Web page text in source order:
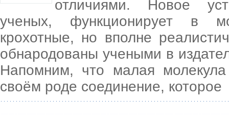
отличиями. Новое
ученых, функционирует в
крохотные, но вполне
обнародованы учеными в
Напомним, что малая
своём роде соединение, которое